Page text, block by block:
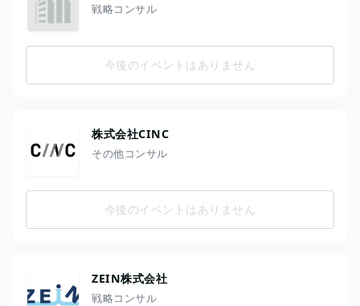
戦略コンサル
今後のイベントはありません
株式会社CINC
その他コンサル
今後のイベントはありません
ZEIN株式会社
戦略コンサル